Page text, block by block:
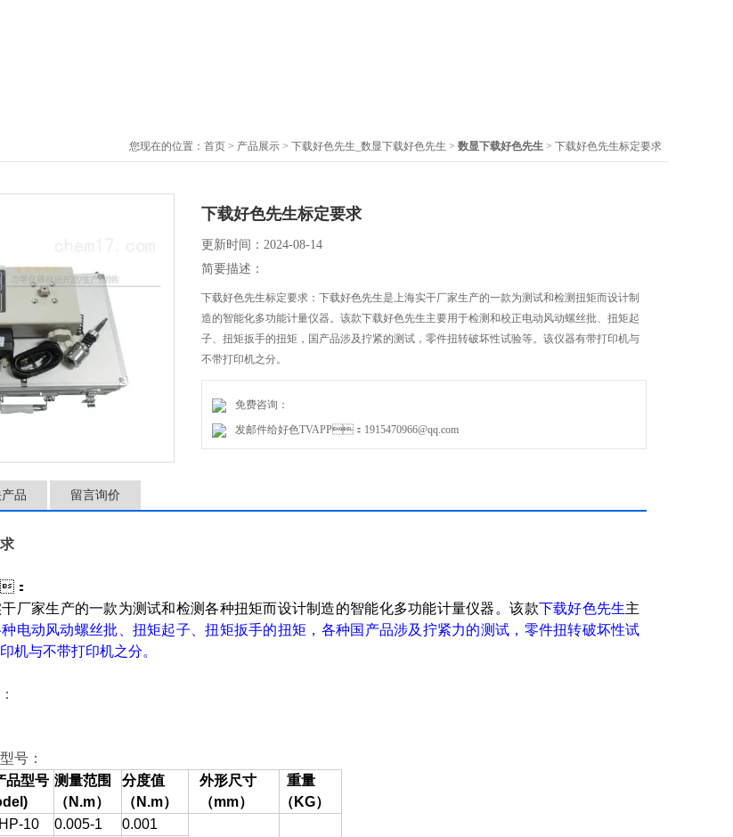
您现在的位置： 首页 > 产品展示 > 下载好色先生_数显下载好色先生 > 数显下载好色先生 > 下载好色先生标定要求
下载好色先生标定要求
更新时间：2024-08-14
简要描述：
下载好色先生标定要求：下载好色先生是上海实干厂家生产的一款为测试和检测扭矩而设计制
造的智能化多功能计量仪器。该款下载好色先生主要用于检测和校正电动风动螺丝批、扭矩起
子、扭矩扳手的扭矩，国产品涉及拧紧的测试，零件扭转破坏性试验等。该仪器有带打印机与
不带打印机之分。
免费咨询：
发邮件给好色TVAPP：1915470966@qq.com
品 留言询价
：
厂家生产的一款为测试和检测各种扭矩而设计制造的智能化多功能计量仪器。该款下载好色先生主
电动风动螺丝批、扭矩起子、扭矩扳手的扭矩，各种国产品涉及拧紧力的测试，零件扭转破坏性试
与不带打印机之分。
：
品型号 测量范围
（N.m）
分度值
（N.m）
外形尺寸
（mm）
重量
（KG）
10 0.005-1 0.001